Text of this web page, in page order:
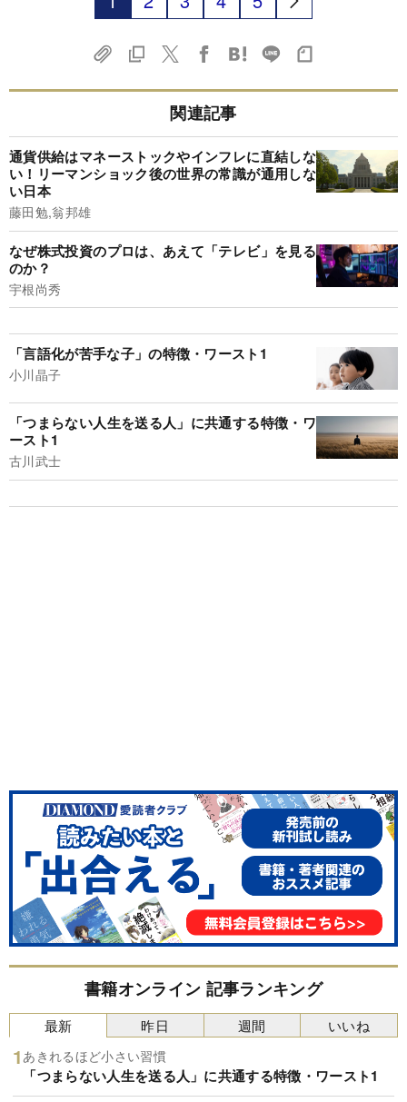
関連記事
通貨供給はマネーストックやインフレに直結しな
い！リーマンショック後の世界の常識が通用しな
い日本
藤田勉,翁邦雄
なぜ株式投資のプロは、あえて「テレビ」を見る
のか？
宇根尚秀
「言語化が苦手な子」の特徴・ワースト1
小川晶子
「つまらない人生を送る人」に共通する特徴・ワ
ースト1
古川武士
書籍オンライン 記事ランキング
最新
あきれるほど小さい習慣
「つまらない人生を送る人」に共通する特徴・ワースト1
昨日 週間 いいね